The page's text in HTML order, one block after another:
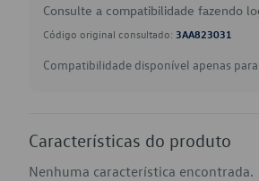
Consulte a compatibilidade fazendo
Código original consultado: 3AA823031
Compatibilidade disponível apenas
Características do produto
Nenhuma característica encontrada.